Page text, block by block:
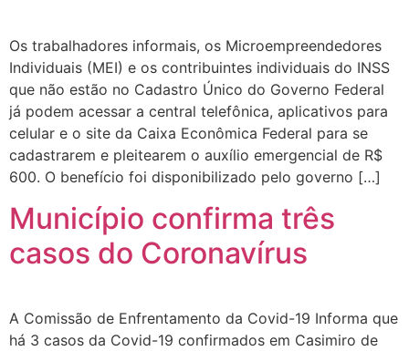
Os trabalhadores informais, os Microempreendedores
Individuais (MEI) e os contribuintes individuais do INSS
que não estão no Cadastro Único do Governo Federal
já podem acessar a central telefônica, aplicativos para
celular e o site da Caixa Econômica Federal para se
cadastrarem e pleitearem o auxílio emergencial de R$
600. O benefício foi disponibilizado pelo governo […]
Município confirma três
casos do Coronavírus
A Comissão de Enfrentamento da Covid-19 Informa que
há 3 casos da Covid-19 confirmados em Casimiro de